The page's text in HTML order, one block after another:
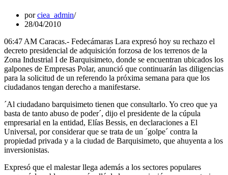
porciea_admin
28/04/2010
06:47 AM Caracas.- Fedecámaras Lara expresó hoy su rechazo el
decreto presidencial de adquisición forzosa de los terrenos de la
Zona Industrial I de Barquisimeto, donde se encuentran ubicados los
galpones de Empresas Polar, anunció que continuarán las diligencias
para la solicitud de un referendo la próxima semana para que los
ciudadanos tengan derecho a manifestarse.
´Al ciudadano barquisimeto tienen que consultarlo. Yo creo que ya
basta de tanto abuso de poder´, dijo el presidente de la cúpula
empresarial en la entidad, Elías Bessis, en declaraciones a El
Universal, por considerar que se trata de un ´golpe´ contra la
propiedad privada y a la ciudad de Barquisimeto, que ahuyenta a los
inversionistas.
Expresó que el malestar llega además a los sectores populares